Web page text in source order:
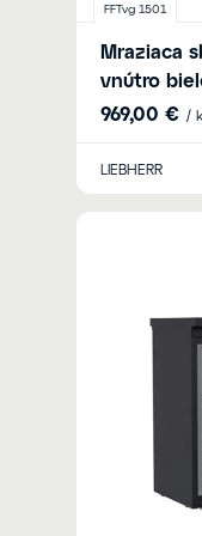
FFTvg 1501
Mraziaca
vnútro
969,00 € /
LIEBHERR